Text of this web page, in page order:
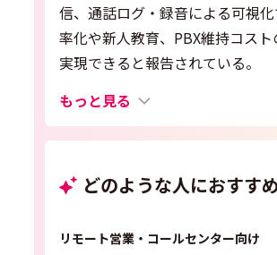
信、通話ログ・録音による可視
率化や新人教育、PBX維持コス
実現できると報告されている。
もっと見る
どのような人におすす
リモート営業・コールセンター向け